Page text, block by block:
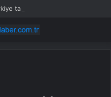
tarihi bir adımdır